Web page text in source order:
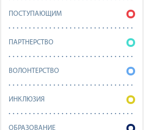
ПОСТУПАЮЩИМ
ПАРТНЕРСТВО
ВОЛОНТЕРСТВО
ИНКЛЮЗИЯ
ОБРАЗОВАНИЕ